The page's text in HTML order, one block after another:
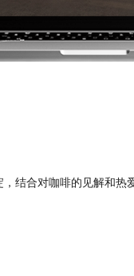
结合对咖啡的见解和